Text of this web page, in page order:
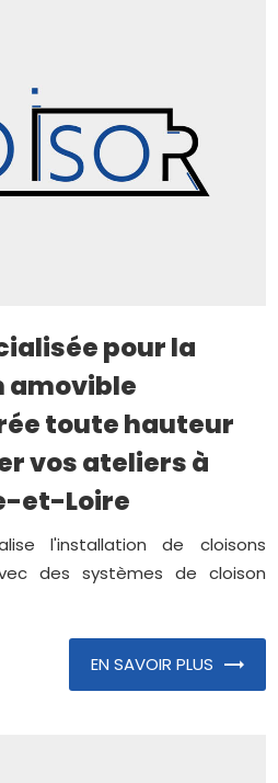
pour la
amovible
toute hauteur
vos ateliers à
et-Loire
l'installation de cloisons
des systèmes de cloison
EN SAVOIR PLUS